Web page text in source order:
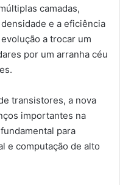
camadas,
e a eficiência
a trocar um
por um arranha céu
transistores, a nova
importantes na
para
e computação de alto